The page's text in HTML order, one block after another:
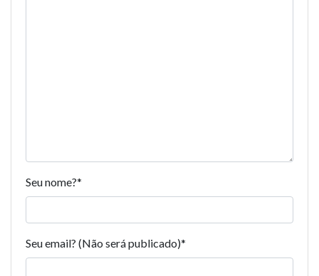
Seu nome?*
Seu email? (Não será publicado)*